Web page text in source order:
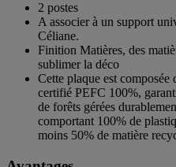
2 postes
A associer à un support
Céliane.
Finition Matières, des
sublimer la déco
Cette plaque est
certifié PEFC 100%,
de forêts gérées
comportant 100% de
moins 50% de matière